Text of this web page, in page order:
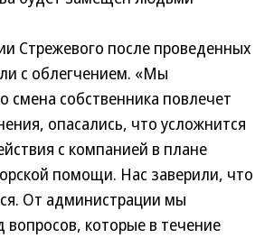
Стрежевого после проведенных
с облегчением. «Мы
смена собственника повлечет
опасались, что усложнится
с компанией в плане
помощи. Нас заверили, что
От администрации мы
вопросов, которые в течение